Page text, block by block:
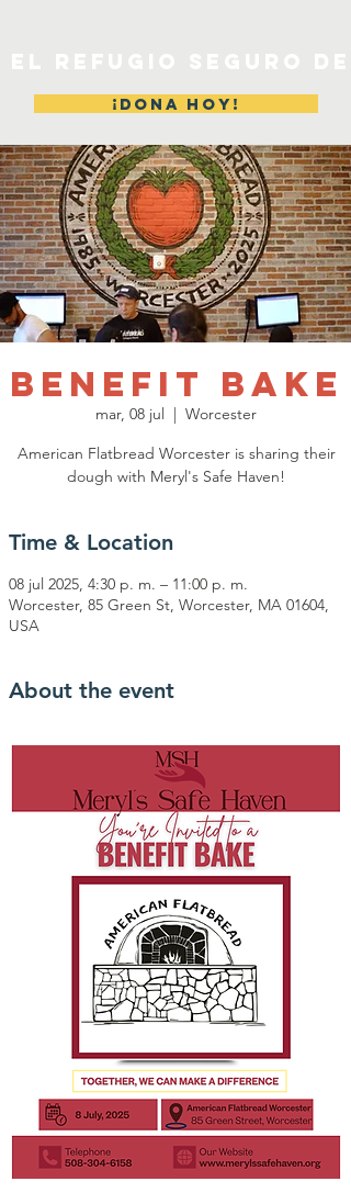
¡DONA HOY!
Benefit Bake
mar, 08 jul
  |
Worcester
American Flatbread Worcester is sharing their
dough with Meryl's Safe Haven!
Time & Location
08 jul 2025, 4:30 p. m. – 11:00 p. m.
Worcester, 85 Green St, Worcester, MA 01604,
USA
About the event